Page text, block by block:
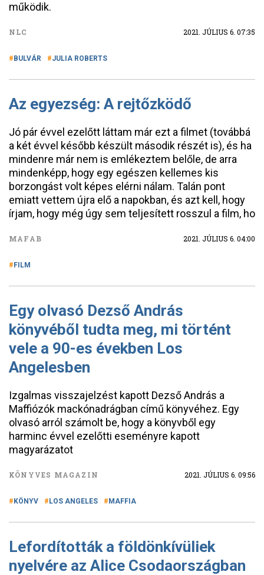
működik.
NLC 2021. JÚLIUS 6. 07:35
BULVÁR JULIA ROBERTS
Az egyezség: A rejtőzködő
Jó pár évvel ezelőtt láttam már ezt a filmet (továbbá
a két évvel később készült második részét is), és ha
mindenre már nem is emlékeztem belőle, de arra
mindenképp, hogy egy egészen kellemes kis
borzongást volt képes elérni nálam. Talán pont
emiatt vettem újra elő a napokban, és azt kell, hogy
írjam, hogy még úgy sem teljesített rosszul a film, ho
MAFAB 2021. JÚLIUS 6. 04:00
FILM
Egy olvasó Dezső András
könyvéből tudta meg, mi történt
vele a 90-es években Los
Angelesben
Izgalmas visszajelzést kapott Dezső András a
Maffiózók mackónadrágban című könyvéhez. Egy
olvasó arról számolt be, hogy a könyvből egy
harminc évvel ezelőtti eseményre kapott
magyarázatot
KÖNYVES MAGAZIN 2021. JÚLIUS 6. 09:56
KÖNYV LOS ANGELES MAFFIA
Lefordították a földönkívüliek
nyelvére az Alice Csodaországban